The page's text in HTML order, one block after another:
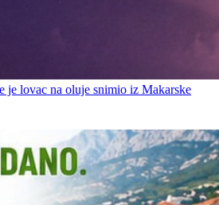
lovac na oluje snimio iz Makarske